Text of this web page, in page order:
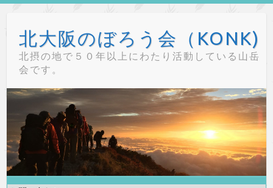
content北大阪のぼろう会（KONK)
北摂の地で５０年以上にわたり活動している山岳
会です。